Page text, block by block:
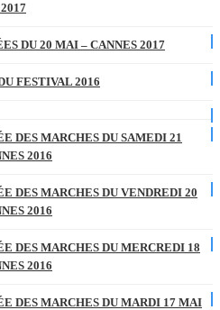
DU 20 MAI – CANNES 2017
FESTIVAL 2016
DES MARCHES DU SAMEDI 21
2016
DES MARCHES DU VENDREDI 20
2016
DES MARCHES DU MERCREDI 18
2016
DES MARCHES DU MARDI 17 MAI